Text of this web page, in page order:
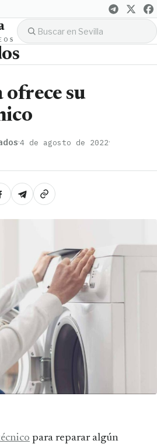
su
·4 de agosto de 2022·
para reparar algún